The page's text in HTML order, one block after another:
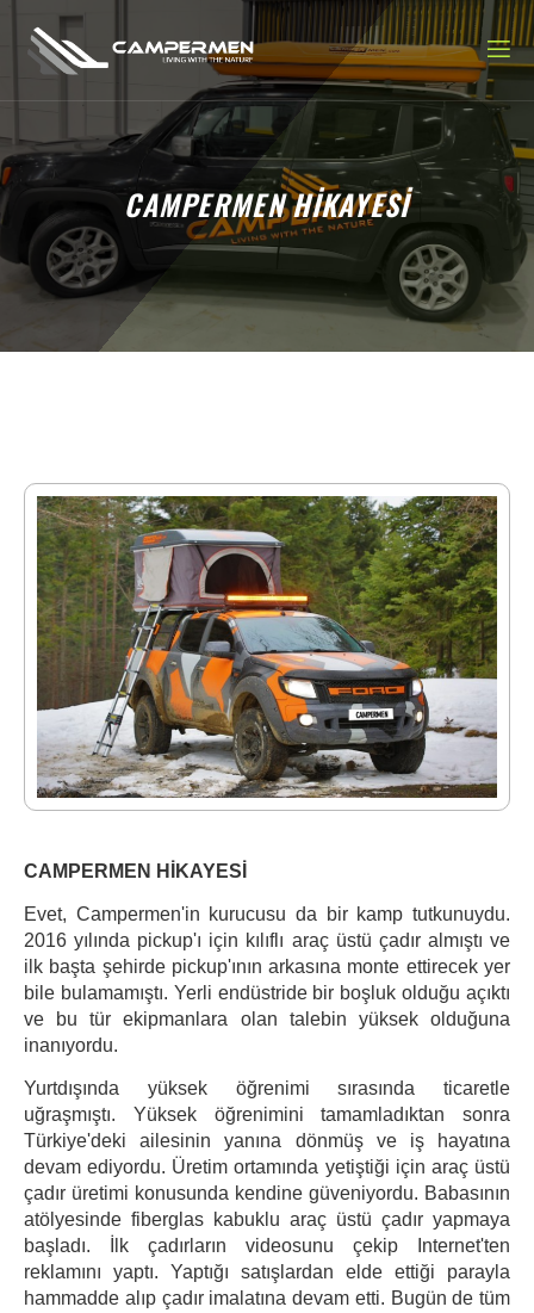
CAMPERMEN HİKAYESİ
CAMPERMEN HİKAYESİ
Evet, Campermen'in kurucusu da bir kamp tutkunuydu.
2016 yılında pickup'ı için kılıflı araç üstü çadır almıştı ve
ilk başta şehirde pickup'ının arkasına monte ettirecek yer
bile bulamamıştı. Yerli endüstride bir boşluk olduğu açıktı
ve bu tür ekipmanlara olan talebin yüksek olduğuna
inanıyordu.
Yurtdışında yüksek öğrenimi sırasında ticaretle
uğraşmıştı. Yüksek öğrenimini tamamladıktan sonra
Türkiye'deki ailesinin yanına dönmüş ve iş hayatına
devam ediyordu. Üretim ortamında yetiştiği için araç üstü
çadır üretimi konusunda kendine güveniyordu. Babasının
atölyesinde fiberglas kabuklu araç üstü çadır yapmaya
başladı. İlk çadırların videosunu çekip Internet'ten
reklamını yaptı. Yaptığı satışlardan elde ettiği parayla
hammadde alıp çadır imalatına devam etti. Bugün de tüm